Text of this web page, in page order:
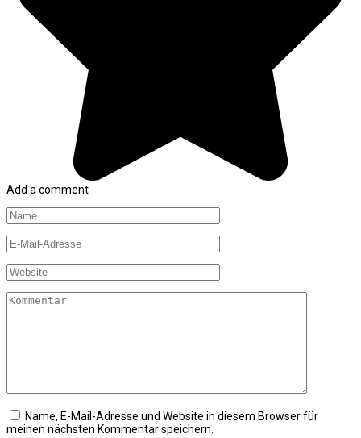
Add a comment
Name
*
E-
Mail-
Adresse
*
Website
Kommentar
Name, E-Mail-Adresse und Website in diesem Browser für
meinen nächsten Kommentar speichern.